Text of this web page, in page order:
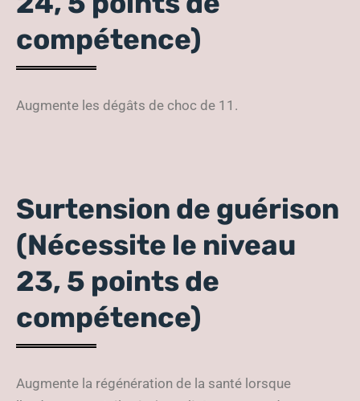
compétence)
Augmente les dégâts de choc de 11.
Surtension de guérison
(Nécessite le niveau
23, 5 points de
compétence)
Augmente la régénération de la santé lorsque